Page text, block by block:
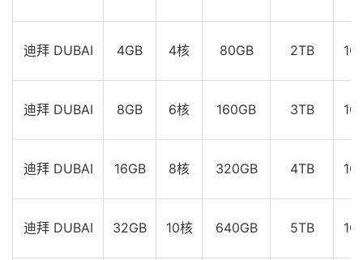
迪拜 DUBAI 4GB 4核 80GB 2TB
迪拜 DUBAI 8GB 6核 160GB 3TB
迪拜 DUBAI 16GB 8核 320GB 4TB
迪拜 DUBAI 32GB 10核 640GB 5TB